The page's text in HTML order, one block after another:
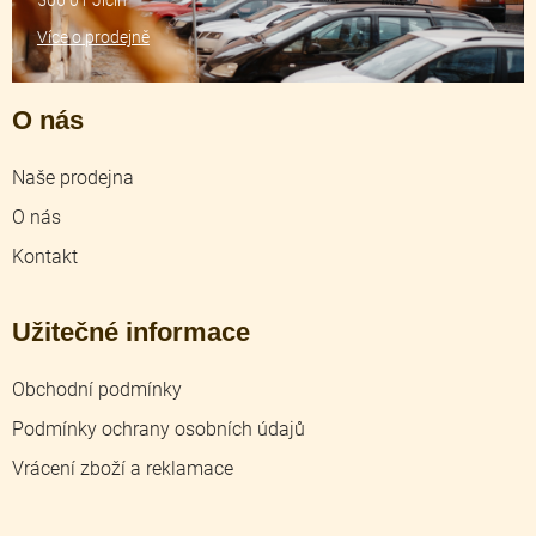
O nás
Naše prodejna
O nás
Kontakt
Užitečné informace
Obchodní podmínky
Podmínky ochrany osobních údajů
Vrácení zboží a reklamace
Více o prodejně